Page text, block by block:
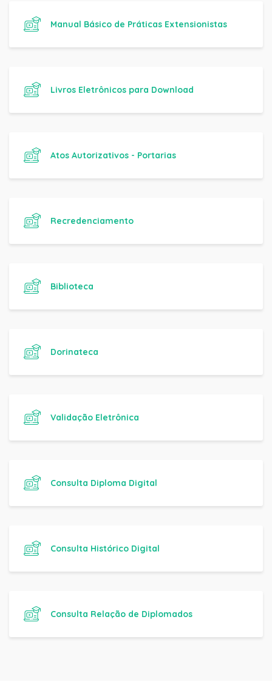
Manual Básico de Práticas Extensionistas
Livros Eletrônicos para Download
Atos Autorizativos - Portarias
Recredenciamento
Biblioteca
Dorinateca
Validação Eletrônica
Consulta Diploma Digital
Consulta Histórico Digital
Consulta Relação de Diplomados